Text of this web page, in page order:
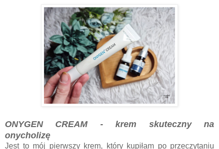
ONYGEN CREAM - krem skuteczny na
onycholizę
Jest to mój pierwszy krem, który kupiłam po przeczytaniu